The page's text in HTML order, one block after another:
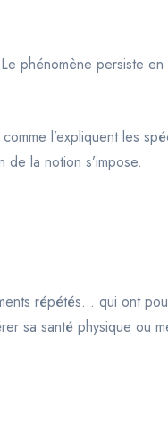
phénomène persiste
l’expliquent les
la notion s’impose.
répétés… qui ont
sa santé physique ou